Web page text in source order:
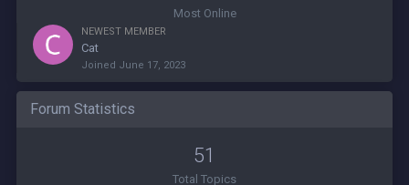
Most Online
NEWEST MEMBER
Cat
Joined June 17, 2023
Forum Statistics
51
Total Topics